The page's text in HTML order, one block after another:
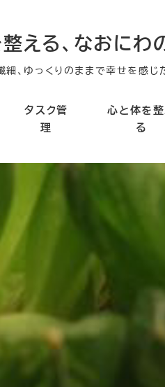
える、なおにわ
細、ゆっくりのままで幸せを感じ
タスク管
理
心と体を整
る